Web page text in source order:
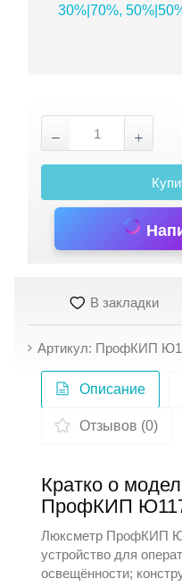
30%|70%,
В закладки
Артикул: ПрофКИП
Описание
Отзывов (0)
Кратко о
ПрофКИП
Люксметр ПрофКИП
устройство для
освещённости;